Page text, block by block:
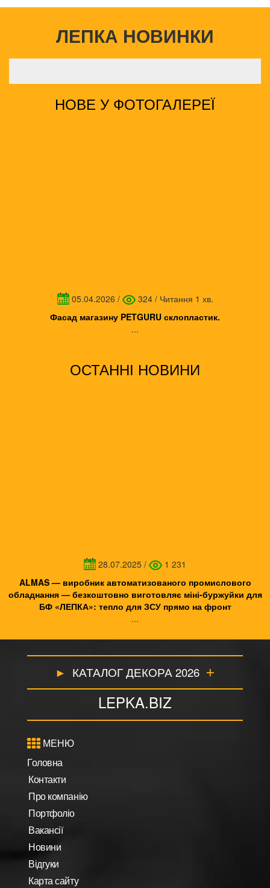
ЛЕПКА НОВИНКИ
НОВЕ У ФОТОГАЛЕРЕЇ
05.04.2026 / 324 /Читання 1 хв.
Фасад магазину PETGURU склопластик.
...
ОСТАННІ НОВИНИ
28.07.2025 /
1 231
ALMAS — виробник автоматизованого промислового
обладнання — безкоштовно виготовляє міні-буржуйки для
БФ «ЛЕПКА»: тепло для ЗСУ прямо на фронт
...
КАТАЛОГ ДЕКОРА 2026
LEPKA.BIZ
МЕНЮ
Головна
Контакти
Про компанію
Портфоліо
Вакансії
Новини
Відгуки
Карта сайту